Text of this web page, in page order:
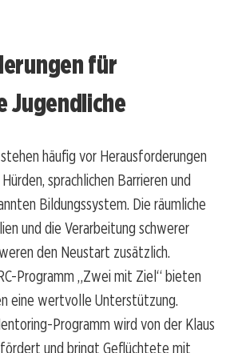
für
Jugendliche
häufig vor Herausforderungen
sprachlichen Barrieren und
Bildungssystem. Die räumliche
und die Verarbeitung schwerer
den Neustart zusätzlich.
Programm „Zwei mit Ziel“ bieten
eine wertvolle Unterstützung.
Programm wird von der Klaus
und bringt Geflüchtete mit